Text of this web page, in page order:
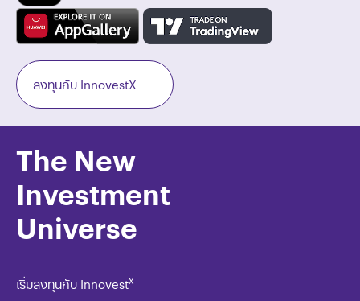
ลงทุนกับ InnovestX
The New
Investment
Universe
เริ่มลงทุนกับ Innovestx